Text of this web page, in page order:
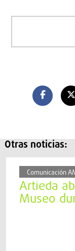
Otras noticias:
Comunicación
Artieda
Museo